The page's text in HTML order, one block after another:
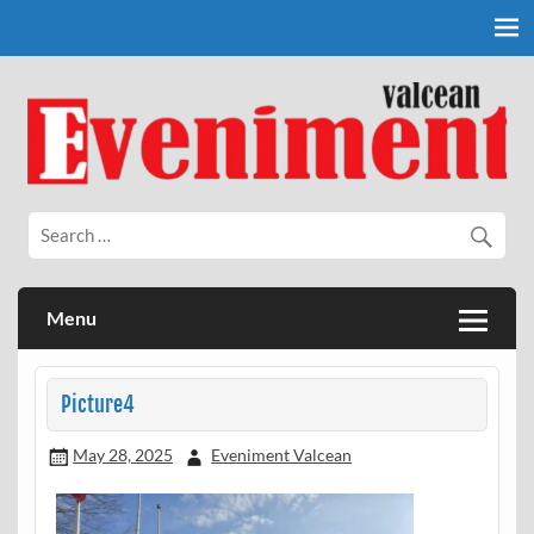
Eveniment Valcean
Menu
Picture4
May 28, 2025 Eveniment Valcean